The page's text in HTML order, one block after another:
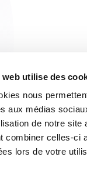
web utilise des
nous
aux médias
de notre site
combiner celles-ci
lors de votre
Créé par